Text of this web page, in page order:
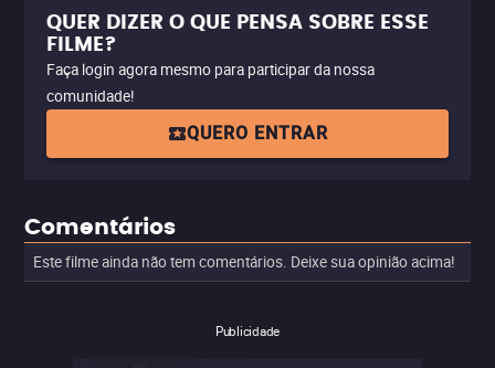
QUER DIZER O QUE PENSA SOBRE ESSE
FILME?
Faça login agora mesmo para participar da nossa
comunidade!
QUERO ENTRAR
Comentários
Este filme ainda não tem comentários. Deixe sua opinião acima!
Publicidade